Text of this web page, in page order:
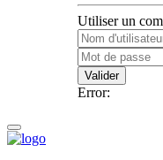
Utiliser un
Valider
Error: